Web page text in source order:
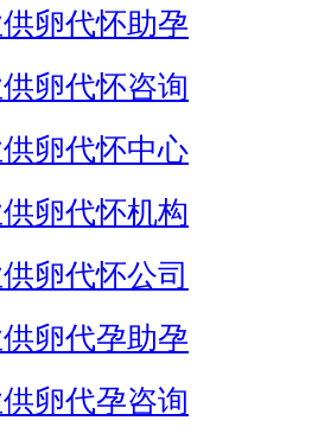
卵代怀助孕
卵代怀咨询
卵代怀中心
卵代怀机构
卵代怀公司
卵代孕助孕
卵代孕咨询